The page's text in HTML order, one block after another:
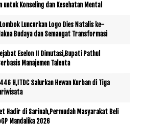
untuk Konseling dan Kesehatan Mental
Luncurkan Logo Dies Natalis ke-
Budaya dan Semangat Transformasi
Eselon II Dimutasi,Bupati Pathul
Manajemen Talenta
H,ITDC Salurkan Hewan Kurban di Tiga
Hadir di Sarinah,Permudah Masyarakat Beli
Mandalika 2026